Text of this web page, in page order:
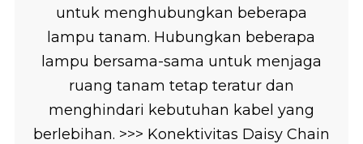
untuk menghubungkan beberapa
lampu tanam. Hubungkan beberapa
lampu bersama-sama untuk menjaga
ruang tanam tetap teratur dan
menghindari kebutuhan kabel yang
berlebihan. >>> Konektivitas Daisy Chain